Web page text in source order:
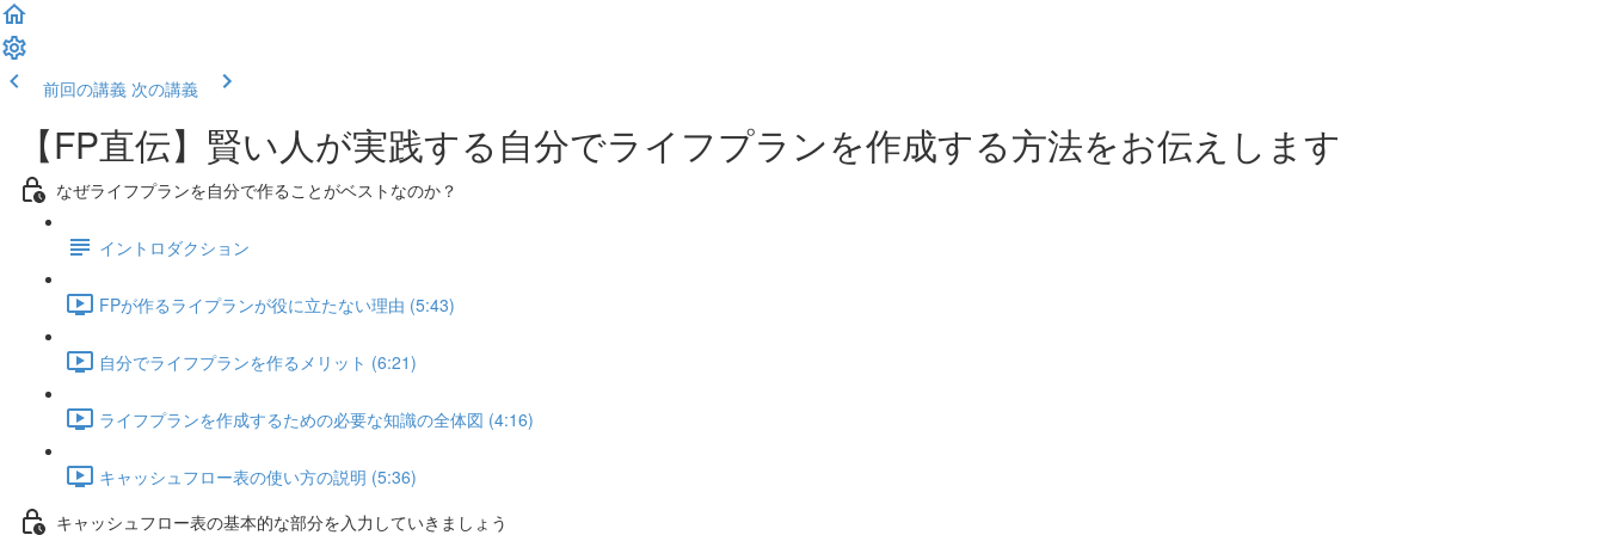
前回の講義 次の講義
【FP直伝】賢い人が実践する自分でライフプランを作成する方法をお伝えします
なぜライフプランを自分で作ることがベストなのか？
イントロダクション
FPが作るライプランが役に立たない理由 (5:43)
自分でライフプランを作るメリット (6:21)
ライフプランを作成するための必要な知識の全体図 (4:16)
キャッシュフロー表の使い方の説明 (5:36)
キャッシュフロー表の基本的な部分を入力していきましょう